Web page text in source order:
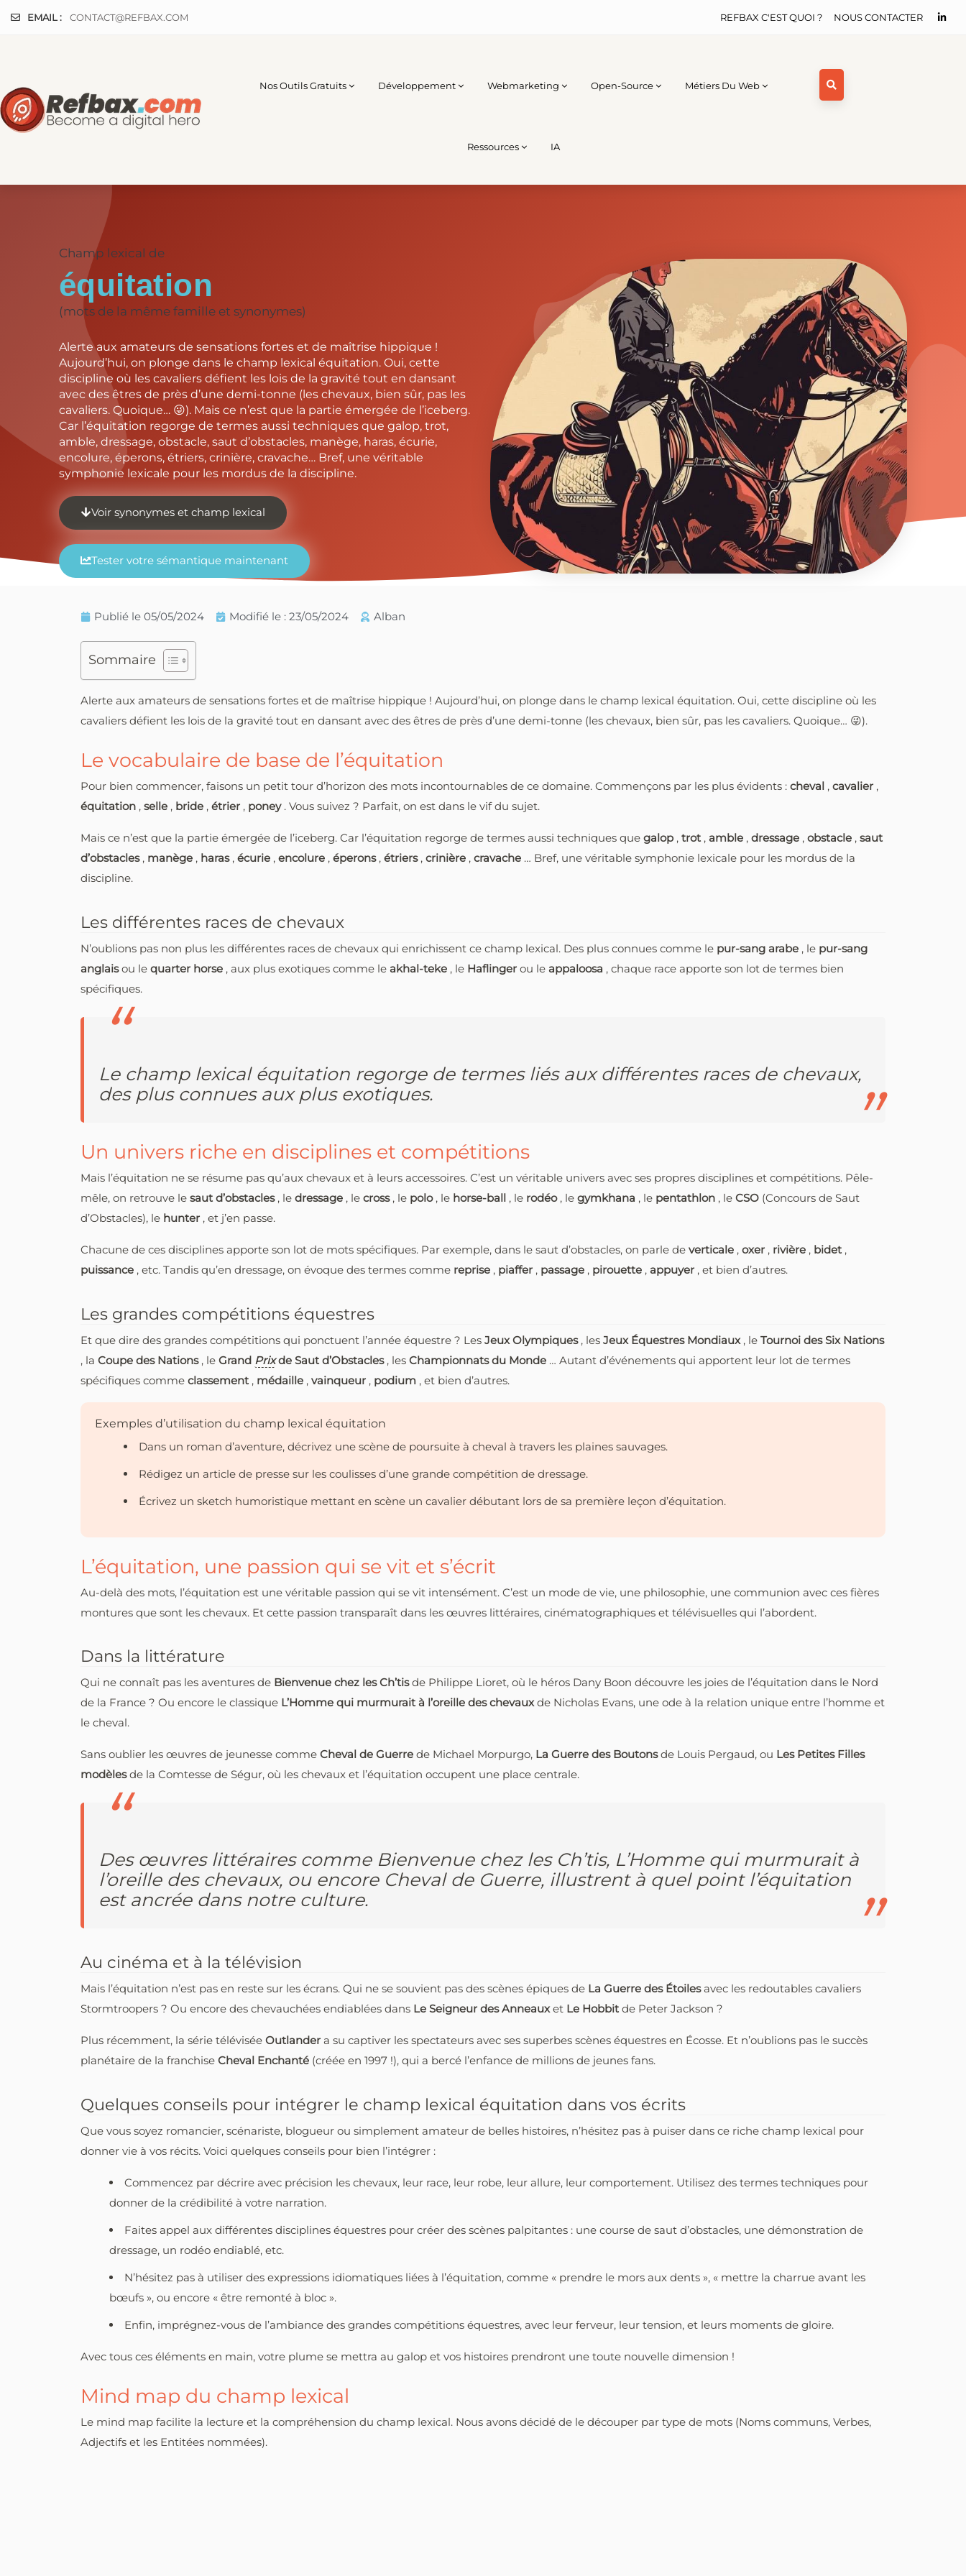
EMAIL : CONTACT@REFBAX.COM NOUS CONTACTER
REFBAX C'EST QUOI ?
Nos Outils Gratuits Développement Webmarketing Open-Source Métiers Du Web
Ressources IA
Champ lexical de
équitation
(mots de la même famille et synonymes)
Alerte aux amateurs de sensations fortes et de maîtrise hippique !
Aujourd’hui, on plonge dans le champ lexical équitation. Oui, cette
discipline où les cavaliers défient les lois de la gravité tout en dansant
avec des êtres de près d’une demi-tonne (les chevaux, bien sûr, pas les
cavaliers. Quoique… 😜). Mais ce n’est que la partie émergée de l’iceberg.
Car l’équitation regorge de termes aussi techniques que galop, trot,
amble, dressage, obstacle, saut d’obstacles, manège, haras, écurie,
encolure, éperons, étriers, crinière, cravache… Bref, une véritable
symphonie lexicale pour les mordus de la discipline.
Voir synonymes et champ lexical
Tester votre sémantique maintenant
Publié le 05/05/2024 Modifié le : 23/05/2024 Alban
Sommaire
Alerte aux amateurs de sensations fortes et de maîtrise hippique ! Aujourd’hui, on plonge dans le champ lexical équitation. Oui, cette discipline où les
cavaliers défient les lois de la gravité tout en dansant avec des êtres de près d’une demi-tonne (les chevaux, bien sûr, pas les cavaliers. Quoique… 😜).
Le vocabulaire de base de l’équitation
Pour bien commencer, faisons un petit tour d’horizon des mots incontournables de ce domaine. Commençons par les plus évidents : cheval , cavalier ,
équitation , selle , bride , étrier , poney . Vous suivez ? Parfait, on est dans le vif du sujet.
Mais ce n’est que la partie émergée de l’iceberg. Car l’équitation regorge de termes aussi techniques que galop , trot , amble , dressage , obstacle , saut
d’obstacles , manège , haras , écurie , encolure , éperons , étriers , crinière , cravache … Bref, une véritable symphonie lexicale pour les mordus de la
discipline.
Les différentes races de chevaux
N’oublions pas non plus les différentes races de chevaux qui enrichissent ce champ lexical. Des plus connues comme le pur-sang arabe , le pur-sang
anglaisou le quarter horse , aux plus exotiques comme le akhal-teke , le Haflinger ou le appaloosa , chaque race apporte son lot de termes bien
spécifiques.
Le champ lexical équitation regorge de termes liés aux différentes races de chevaux,
des plus connues aux plus exotiques.
Un univers riche en disciplines et compétitions
Mais l’équitation ne se résume pas qu’aux chevaux et à leurs accessoires. C’est un véritable univers avec ses propres disciplines et compétitions. Pêle-
mêle, on retrouve le saut d’obstacles , le dressage , le cross , le polo , le horse-ball , le rodéo , le gymkhana , le pentathlon , le CSO (Concours de Saut
d’Obstacles), le hunter , et j’en passe.
Chacune de ces disciplines apporte son lot de mots spécifiques. Par exemple, dans le saut d’obstacles, on parle de verticale , oxer , rivière , bidet ,
puissance , etc. Tandis qu’en dressage, on évoque des termes comme reprise , piaffer , passage , pirouette , appuyer , et bien d’autres.
Les grandes compétitions équestres
Et que dire des grandes compétitions qui ponctuent l’année équestre ? Les Jeux Olympiques , les Jeux Équestres Mondiaux , le Tournoi des Six Nations
, la Coupe des Nations , le Grand Prixde Saut d’Obstacles , les Championnats du Monde … Autant d’événements qui apportent leur lot de termes
spécifiques comme classement , médaille , vainqueur , podium , et bien d’autres.
Exemples d’utilisation du champ lexical équitation
Dans un roman d’aventure, décrivez une scène de poursuite à cheval à travers les plaines sauvages.
Rédigez un article de presse sur les coulisses d’une grande compétition de dressage.
Écrivez un sketch humoristique mettant en scène un cavalier débutant lors de sa première leçon d’équitation.
L’équitation, une passion qui se vit et s’écrit
Au-delà des mots, l’équitation est une véritable passion qui se vit intensément. C’est un mode de vie, une philosophie, une communion avec ces fières
montures que sont les chevaux. Et cette passion transparaît dans les œuvres littéraires, cinématographiques et télévisuelles qui l’abordent.
Dans la littérature
Qui ne connaît pas les aventures de Bienvenue chez les Ch’tisde Philippe Lioret, où le héros Dany Boon découvre les joies de l’équitation dans le Nord
de la France ? Ou encore le classique L’Homme qui murmurait à l’oreille des chevauxde Nicholas Evans, une ode à la relation unique entre l’homme et
le cheval.
Sans oublier les œuvres de jeunesse comme Cheval de Guerre de Michael Morpurgo, La Guerre des Boutonsde Louis Pergaud, ou Les Petites Filles
modèlesde la Comtesse de Ségur, où les chevaux et l’équitation occupent une place centrale.
Des œuvres littéraires comme Bienvenue chez les Ch’tis, L’Homme qui murmurait à
l’oreille des chevaux, ou encore Cheval de Guerre, illustrent à quel point l’équitation
est ancrée dans notre culture.
Au cinéma et à la télévision
Mais l’équitation n’est pas en reste sur les écrans. Qui ne se souvient pas des scènes épiques de La Guerre des Étoilesavec les redoutables cavaliers
Stormtroopers ? Ou encore des chevauchées endiablées dans Le Seigneur des Anneauxet Le Hobbit de Peter Jackson ?
Plus récemment, la série télévisée Outlander a su captiver les spectateurs avec ses superbes scènes équestres en Écosse. Et n’oublions pas le succès
planétaire de la franchise Cheval Enchanté (créée en 1997 !), qui a bercé l’enfance de millions de jeunes fans.
Quelques conseils pour intégrer le champ lexical équitation dans vos écrits
Que vous soyez romancier, scénariste, blogueur ou simplement amateur de belles histoires, n’hésitez pas à puiser dans ce riche champ lexical pour
donner vie à vos récits. Voici quelques conseils pour bien l’intégrer :
Commencez par décrire avec précision les chevaux, leur race, leur robe, leur allure, leur comportement. Utilisez des termes techniques pour
donner de la crédibilité à votre narration.
Faites appel aux différentes disciplines équestres pour créer des scènes palpitantes : une course de saut d’obstacles, une démonstration de
dressage, un rodéo endiablé, etc.
N’hésitez pas à utiliser des expressions idiomatiques liées à l’équitation, comme « prendre le mors aux dents », « mettre la charrue avant les
bœufs », ou encore « être remonté à bloc ».
Enfin, imprégnez-vous de l’ambiance des grandes compétitions équestres, avec leur ferveur, leur tension, et leurs moments de gloire.
Avec tous ces éléments en main, votre plume se mettra au galop et vos histoires prendront une toute nouvelle dimension !
Mind map du champ lexical
Le mind map facilite la lecture et la compréhension du champ lexical. Nous avons décidé de le découper par type de mots (Noms communs, Verbes,
Adjectifs et les Entitées nommées).